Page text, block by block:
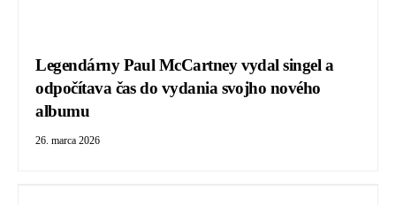
Legendárny Paul McCartney vydal singel a
odpočítava čas do vydania svojho nového
albumu
26. marca 2026